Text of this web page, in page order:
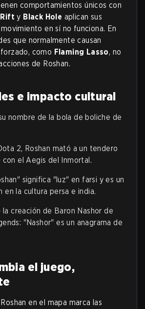
comportamientos únicos con
y Black Hole aplican sus
en sí no funciona. En
que normalmente causan
como Flaming Lasso, no
de Roshan.
e impacto cultural
nombre de la bola de boliche de
2, Roshan mató a un tendero
con el Aegis del Inmortal.
significa "luz" en farsi y es un
en la cultura persa e india.
la creación de Baron Nashor de
"Nashor" es un anagrama de
el juego,
en el mapa marca las